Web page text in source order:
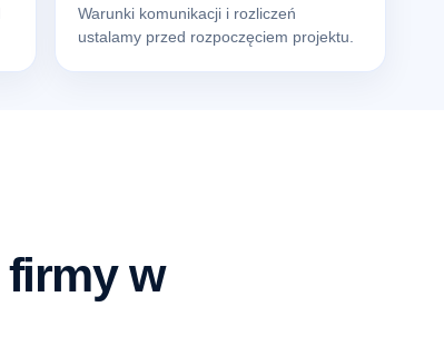
Warunki komunikacji i rozliczeń
ustalamy przed rozpoczęciem projektu.
w